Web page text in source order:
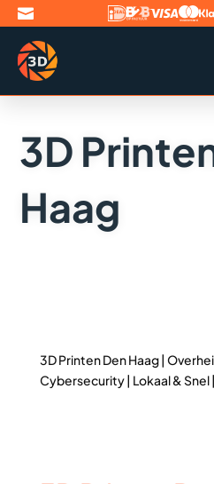

3D
Haag
3D Printen Den Haag |
Cybersecurity | Lokaal & Snel